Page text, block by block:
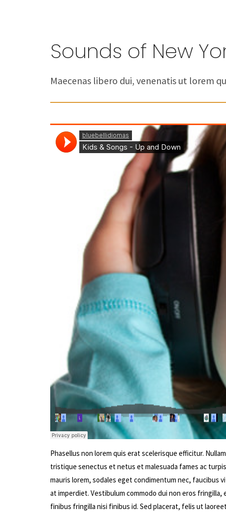
Sounds of New
Maecenas libero dui, venenatis ut lorem
Phasellus non lorem quis erat scelerisque efficitur.
tristique senectus et netus et malesuada fames ac
mauris lorem, sodales eget condimentum nec, faucibus
at imperdiet. Vestibulum commodo dui non eros
finibus fringilla nisi finibus id. Sed placerat, felis ut